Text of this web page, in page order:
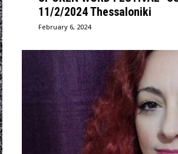
11/2/2024 Thessaloniki
February 6, 2024